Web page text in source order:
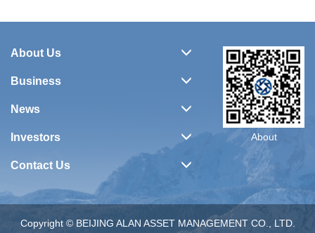
About Us
Business
News
Investors
Contact Us
About
Copyright © BEIJING ALAN ASSET MANAGEMENT CO., LTD.